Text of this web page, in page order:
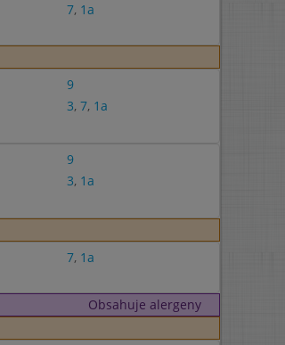
7, 1a
9
3, 7, 1a
9
3, 1a
7, 1a
Obsahuje alergeny